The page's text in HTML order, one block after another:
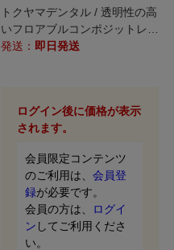
トクヤマデンタル / 透明性の高
いフロアブルコンポジットレジ
ン。
発送： 即日発送
ログイン後に価格が表示
されます。
会員限定コンテンツ
のご利用は、 会員登
録が必要です。
会員の方は、
ログイ
ン してご利用くださ
い。